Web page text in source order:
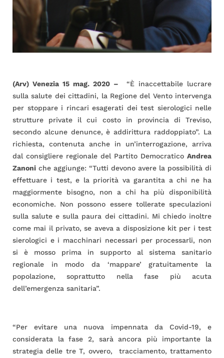
(Arv) Venezia 15 mag. 2020 – “È inaccettabile lucrare
sulla salute dei cittadini, la Regione del Vento intervenga
per stoppare i rincari esagerati dei test sierologici nelle
strutture private il cui costo in provincia di Treviso,
secondo alcune denunce, è addirittura raddoppiato”. La
richiesta, contenuta anche in un’interrogazione, arriva
dal consigliere regionale del Partito Democratico Andrea
Zanoni che aggiunge: “Tutti devono avere la possibilità di
effettuare i test, e la priorità va garantita a chi ne ha
maggiormente bisogno, non a chi ha più disponibilità
economiche. Non possono essere tollerate speculazioni
sulla salute e sulla paura dei cittadini. Mi chiedo inoltre
come mai il privato, se aveva a disposizione kit per i test
sierologici e i macchinari necessari per processarli, non
si è mosso prima in supporto al sistema sanitario
regionale in modo da ‘mappare’ gratuitamente la
popolazione, soprattutto nella fase più acuta
dell’emergenza sanitaria”.
“Per evitare una nuova impennata da Covid-19, e
considerata la fase 2, sarà ancora più importante la
strategia delle tre T, ovvero, tracciamento, trattamento